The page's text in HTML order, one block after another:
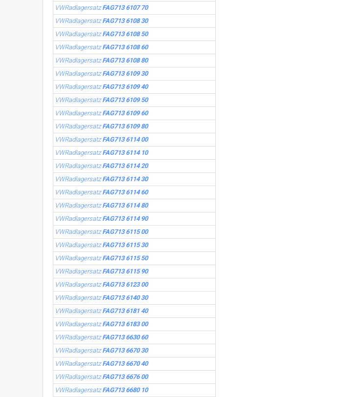
VWRadlagersatzFAG713 6107 70
VWRadlagersatzFAG713 6108 30
VWRadlagersatzFAG713 6108 50
VWRadlagersatzFAG713 6108 60
VWRadlagersatzFAG713 6108 80
VWRadlagersatzFAG713 6109 30
VWRadlagersatzFAG713 6109 40
VWRadlagersatzFAG713 6109 50
VWRadlagersatzFAG713 6109 60
VWRadlagersatzFAG713 6109 80
VWRadlagersatzFAG713 6114 00
VWRadlagersatzFAG713 6114 10
VWRadlagersatzFAG713 6114 20
VWRadlagersatzFAG713 6114 30
VWRadlagersatzFAG713 6114 60
VWRadlagersatzFAG713 6114 80
VWRadlagersatzFAG713 6114 90
VWRadlagersatzFAG713 6115 00
VWRadlagersatzFAG713 6115 30
VWRadlagersatzFAG713 6115 50
VWRadlagersatzFAG713 6115 90
VWRadlagersatzFAG713 6123 00
VWRadlagersatzFAG713 6140 30
VWRadlagersatzFAG713 6181 40
VWRadlagersatzFAG713 6183 00
VWRadlagersatzFAG713 6630 60
VWRadlagersatzFAG713 6670 30
VWRadlagersatzFAG713 6670 40
VWRadlagersatzFAG713 6676 00
VWRadlagersatzFAG713 6680 10